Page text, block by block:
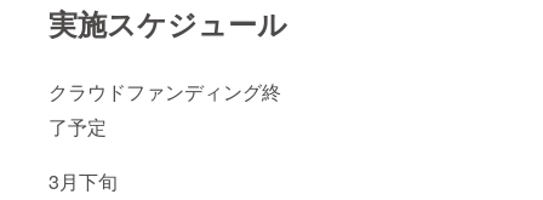
実施スケジュール
クラウドファンディング終
了予定
3月下旬